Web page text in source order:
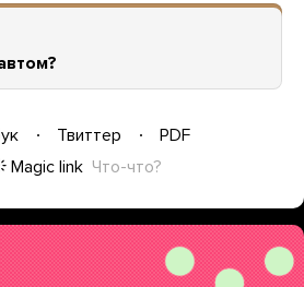
Твиттер
PDF
Magic link Что-что?